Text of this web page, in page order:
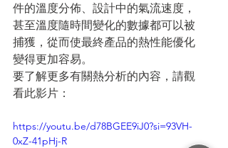
件的溫度分佈、設計中的氣流速度，
甚至溫度隨時間變化的數據都可以被
捕獲，從而使最終產品的熱性能優化
變得更加容易。
要了解更多有關熱分析的內容，請觀
看此影片：
https://youtu.be/d78BGEE9iJ0?si=93VH-
0xZ-41pHj-R